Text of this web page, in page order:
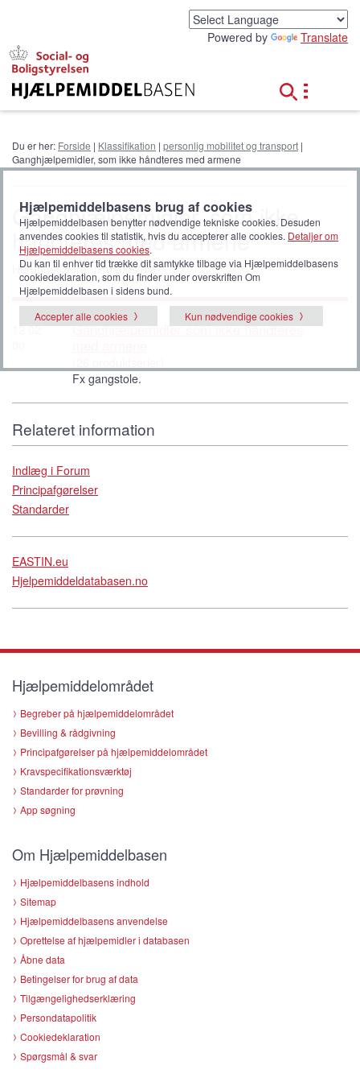
i
Powered by Translate
Du er her: Forside | Klassifikation | personlig mobilitet og transport |
Ganghjælpemidler, som ikke håndteres med armene
Ganghjælpemidler, som ikke
håndteres med armene
Herunder hører fx gangstole.
12 02
Ganghjælpemidler som ikke håndteres
Fx gangstole.
Relateret information
Indlæg i Forum
Principafgørelser
Standarder
EASTIN.eu
Hjelpemiddeldatabasen.no
Hjælpemiddelområdet
Begreber på hjælpemiddelområdet
Bevilling & rådgivning
Principafgørelser på hjælpemiddelområdet
Kravspecifikationsværktøj
Standarder for prøvning
App søgning
Om Hjælpemiddelbasen
Hjælpemiddelbasens indhold
Sitemap
Hjælpemiddelbasens anvendelse
Oprettelse af hjælpemidler i databasen
Åbne data
Betingelser for brug af data
Tilgængelighedserklæring
Persondatapolitik
Cookiedeklaration
Spørgsmål & svar
Hjælpemiddelbasens brug af cookies
Hjælpemiddelbasen benytter nødvendige tekniske cookies. Desuden
anvendes cookies til statistik, hvis du accepterer alle cookies. Detaljer om
Hjælpemiddelbasens cookies.
Du kan til enhver tid trække dit samtykke tilbage via Hjælpemiddelbasens
cookiedeklaration, som du finder under overskriften Om
Hjælpemiddelbasen i sidens bund.
Accepter alle cookies
Kun nødvendige cookies